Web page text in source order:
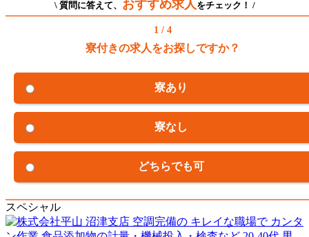
\ 質問に答えて、 おすすめ求人 をチェック！ /
1 / 4
寮付きの求人をお探しですか？
寮あり
寮なし
どちらでも可
スペシャル